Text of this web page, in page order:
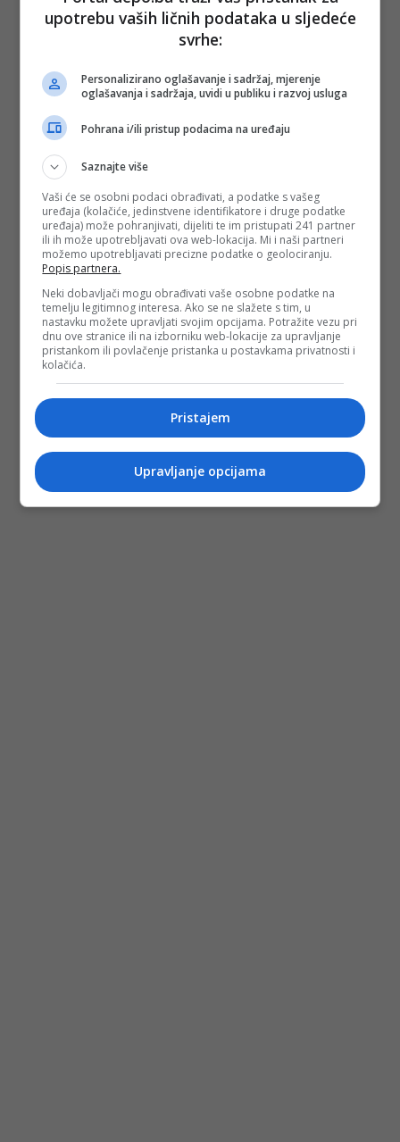
upotrebu vaših ličnih podataka u sljedeće
svrhe:
Personalizirano oglašavanje i sadržaj, mjerenje
oglašavanja i sadržaja, uvidi u publiku i razvoj usluga
Pohrana i/ili pristup podacima na uređaju
Saznajte više
Vaši će se osobni podaci obrađivati, a podatke s vašeg
uređaja (kolačiće, jedinstvene identifikatore i druge podatke
uređaja) može pohranjivati, dijeliti te im pristupati 241 partner
ili ih može upotrebljavati ova web-lokacija. Mi i naši partneri
možemo upotrebljavati precizne podatke o geolociranju.
Popis partnera.
Neki dobavljači mogu obrađivati vaše osobne podatke na
temelju legitimnog interesa. Ako se ne slažete s tim, u
nastavku možete upravljati svojim opcijama. Potražite vezu pri
dnu ove stranice ili na izborniku web-lokacije za upravljanje
pristankom ili povlačenje pristanka u postavkama privatnosti i
kolačića.
Pristajem
Upravljanje opcijama